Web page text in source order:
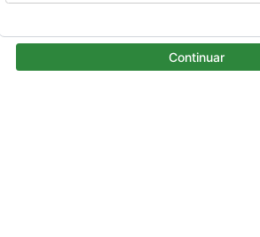
Continuar